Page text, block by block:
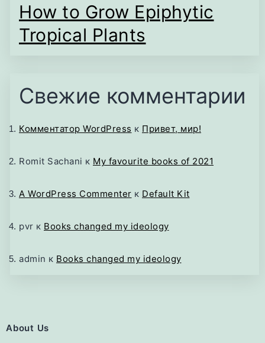
How to Grow Epiphytic
Tropical Plants
Свежие комментарии
Комментатор WordPress к Привет, мир!
Romit Sachani к My favourite books of 2021
A WordPress Commenter к Default Kit
pvr к Books changed my ideology
admin к Books changed my ideology
About Us